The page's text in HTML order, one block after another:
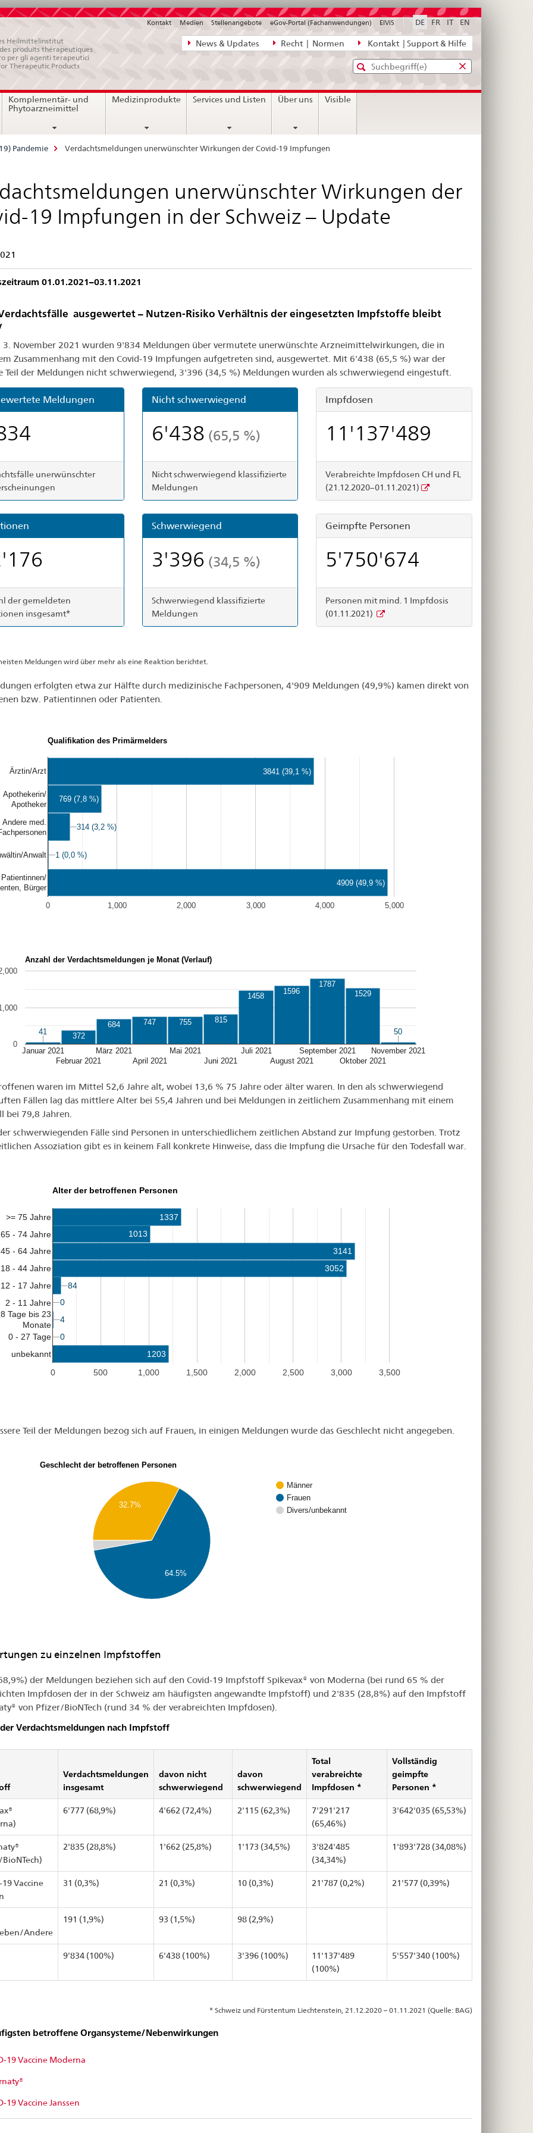
Direktnavigation
News,
Kontakt
News & Updates Recht | Normen Kontakt | Support & Hilfe
DE FR IT EN
Kontakt Medien Stellenangebote eGov-Portal (Fachanwendungen) ElViS
Heilmittelinstitut
produits thérapeutiques
per gli agenti terapeutici
Therapeutic Products
Standard-
Suche
Eingabefenster
diefür
Komplementär- und
Phytoarzneimittel
Medizinprodukte Services und Listen Über uns Visible
Pandemie Verdachtsmeldungen unerwünschter Wirkungen der Covid-19 Impfungen
unerwünschter Wirkungen der
19 Impfungen in der Schweiz – Update
01.01.2021–03.11.2021
ausgewertet – Nutzen-Risiko Verhältnis der eingesetzten Impfstoffe bleibt
3. November 2021 wurden 9'834 Meldungen über vermutete unerwünschte Arzneimittelwirkungen, die in
Zusammenhang mit den Covid-19 Impfungen aufgetreten sind, ausgewertet. Mit 6'438 (65,5 %) war der
Teil der Meldungen nicht schwerwiegend, 3'396 (34,5 %) Meldungen wurden als schwerwiegend eingestuft.
Meldungen
unerwünschter
der gemeldeten
insgesamt*
Nicht schwerwiegend
6'438 (65,5 %)
Nicht schwerwiegend klassifizierte
Meldungen
Schwerwiegend
3'396 (34,5 %)
Schwerwiegend klassifizierte
Meldungen
Impfdosen
11'137'489
Verabreichte Impfdosen CH und FL
(21.12.2020–01.11.2021)
Geimpfte Personen
5'750'674
Personen mit mind. 1 Impfdosis
(01.11.2021)
Meldungen wird über mehr als eine Reaktion berichtet.
erfolgten etwa zur Hälfte durch medizinische Fachpersonen, 4'909 Meldungen (49,9%) kamen direkt von
bzw. Patientinnen oder Patienten.
Qualifikation des Primärmelders
0 1,000 2,000 3,000 4,000 5,000
Ärztin/Arzt
Apothekerin/
Apotheker
Andere med.
Anwalt
Patientinnen/
Bürger
3841 (39,1 %)
769 (7,8 %)
314 (3,2 %)
314 (3,2 %)
1 (0,0 %)
1 (0,0 %)
4909 (49,9 %)
Anzahl der Verdachtsmeldungen je Monat (Verlauf)
Januar 2021
Februar 2021
März 2021
April 2021
Mai 2021
Juni 2021
Juli 2021
August 2021
September 2021
Oktober 2021
November 2021
0
41
41 372
684 747 755 815
1458
1596
1787
1529
50
50
waren im Mittel 52,6 Jahre alt, wobei 13,6 % 75 Jahre oder älter waren. In den als schwerwiegend
Fällen lag das mittlere Alter bei 55,4 Jahren und bei Meldungen in zeitlichem Zusammenhang mit einem
bei 79,8 Jahren.
schwerwiegenden Fälle sind Personen in unterschiedlichem zeitlichen Abstand zur Impfung gestorben. Trotz
Assoziation gibt es in keinem Fall konkrete Hinweise, dass die Impfung die Ursache für den Todesfall war.
Alter der betroffenen Personen
0 500 1,000 1,500 2,000 2,500 3,000 3,500
>= 75 Jahre
65 - 74 Jahre
45 - 64 Jahre
18 - 44 Jahre
12 - 17 Jahre
2 - 11 Jahre
Tage bis 23
Monate
0 - 27 Tage
unbekannt
1337
1013
3141
3052
84
84
0
0
4
4
0
0
1203
Teil der Meldungen bezog sich auf Frauen, in einigen Meldungen wurde das Geschlecht nicht angegeben.
Geschlecht der betroffenen Personen
Männer
Frauen
Divers/unbekannt
64.5%
32.7%
zu einzelnen Impfstoffen
der Meldungen beziehen sich auf den Covid-19 Impfstoff Spikevax® von Moderna (bei rund 65 % der
Impfdosen der in der Schweiz am häufigsten angewandte Impfstoff) und 2'835 (28,8%) auf den Impfstoff
von Pfizer/BioNTech (rund 34 % der verabreichten Impfdosen).
Verdachtsmeldungen nach Impfstoff
Verdachtsmeldungen
insgesamt
davon nicht
schwerwiegend
davon
schwerwiegend
Total
verabreichte
Impfdosen *
Vollständig
geimpfte
Personen *
6'777 (68,9%) 4'662 (72,4%) 2'115 (62,3%)
7'291'217
(65,46%)
3'642'035 (65,53%)
2'835 (28,8%) 1'662 (25,8%) 1'173 (34,5%)
3'824'485
(34,34%)
1'893'728 (34,08%)
19 Vaccine
31 (0,3%) 21 (0,3%) 10 (0,3%) 21'787 (0,2%) 21'577 (0,39%)
Andere
191 (1,9%) 93 (1,5%) 98 (2,9%)
9'834 (100%) 6'438 (100%) 3'396 (100%)
11'137'489
(100%)
5'557'340 (100%)
* Schweiz und Fürstentum Liechtenstein, 21.12.2020 – 01.11.2021 (Quelle: BAG)
betroffene Organsysteme/Nebenwirkungen
19 Vaccine Moderna
19 Vaccine Janssen